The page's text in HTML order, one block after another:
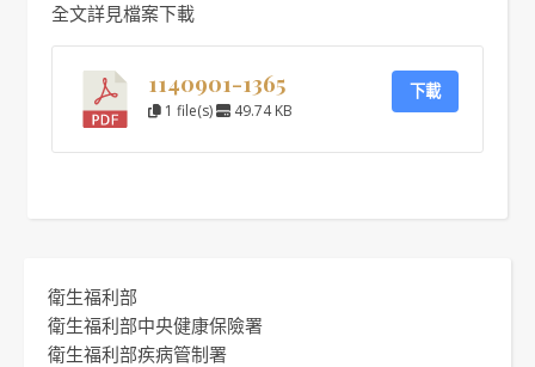
全文詳見檔案下載
1140901-1365
1 file(s) 49.74 KB
下載
衛生福利部
衛生福利部中央健康保險署
衛生福利部疾病管制署